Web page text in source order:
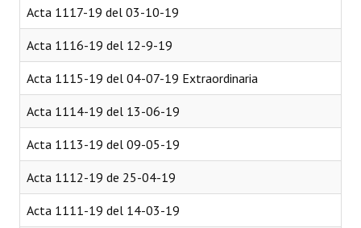
Acta 1117-19 del 03-10-19
Acta 1116-19 del 12-9-19
Acta 1115-19 del 04-07-19 Extraordinaria
Acta 1114-19 del 13-06-19
Acta 1113-19 del 09-05-19
Acta 1112-19 de 25-04-19
Acta 1111-19 del 14-03-19